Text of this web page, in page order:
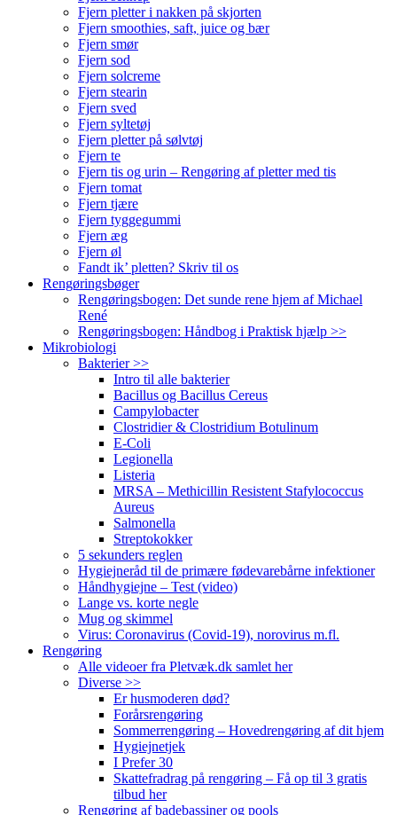
Fjern pletter i nakken på skjorten
Fjern smoothies, saft, juice og bær
Fjern smør
Fjern sod
Fjern solcreme
Fjern stearin
Fjern sved
Fjern syltetøj
Fjern pletter på sølvtøj
Fjern te
Fjern tis og urin – Rengøring af pletter med tis
Fjern tomat
Fjern tjære
Fjern tyggegummi
Fjern æg
Fjern øl
Fandt ik’ pletten? Skriv til os
Rengøringsbøger
Rengøringsbogen: Det sunde rene hjem af Michael
René
Rengøringsbogen: Håndbog i Praktisk hjælp >>
Mikrobiologi
Bakterier >>
Intro til alle bakterier
Bacillus og Bacillus Cereus
Campylobacter
Clostridier & Clostridium Botulinum
E-Coli
Legionella
Listeria
MRSA – Methicillin Resistent Stafylococcus
Aureus
Salmonella
Streptokokker
5 sekunders reglen
Hygiejneråd til de primære fødevarebårne infektioner
Håndhygiejne – Test (video)
Lange vs. korte negle
Mug og skimmel
Virus: Coronavirus (Covid-19), norovirus m.fl.
Rengøring
Alle videoer fra Pletvæk.dk samlet her
Diverse >>
Er husmoderen død?
Forårsrengøring
Sommerrengøring – Hovedrengøring af dit hjem
Hygiejnetjek
I Prefer 30
Skattefradrag på rengøring – Få op til 3 gratis
tilbud her
Rengøring af badebassiner og pools